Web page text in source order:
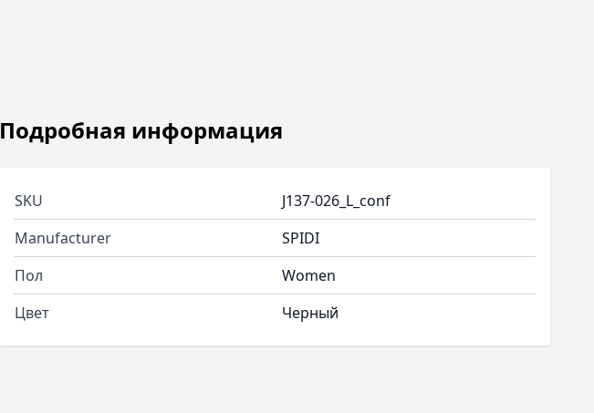
Подробная информация
SKU
J137-026_L_conf
Manufacturer
SPIDI
Пол
Women
Цвет
Черный